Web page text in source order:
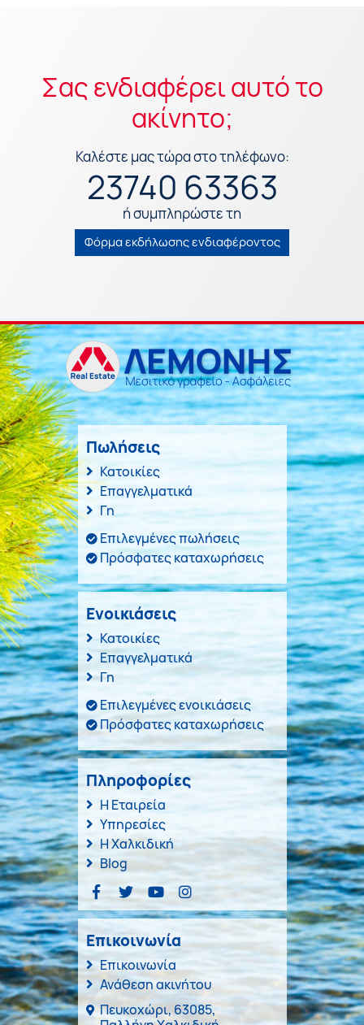
Σας ενδιαφέρει αυτό το
ακίνητο;
Καλέστε μας τώρα στο τηλέφωνο:
23740 63363
ή συμπληρώστε τη
Φόρμα εκδήλωσης ενδιαφέροντος
Πωλήσεις
Κατοικίες
Επαγγελματικά
Γη
Επιλεγμένες πωλήσεις
Πρόσφατες καταχωρήσεις
Ενοικιάσεις
Κατοικίες
Επαγγελματικά
Γη
Επιλεγμένες ενοικιάσεις
Πρόσφατες καταχωρήσεις
Πληροφορίες
Η Εταιρεία
Υπηρεσίες
Η Χαλκιδική
Blog
Επικοινωνία
Επικοινωνία
Ανάθεση ακινήτου
Πευκοχώρι, 63085,